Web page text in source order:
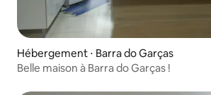
Hébergement ⋅ Barra do Garças
Belle maison à Barra do Garças !